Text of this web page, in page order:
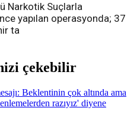
Narkotik Suçlarla
yapılan operasyonda; 37
ta
çekebilir
Beklentinin çok altında ama
razıyız' diyene